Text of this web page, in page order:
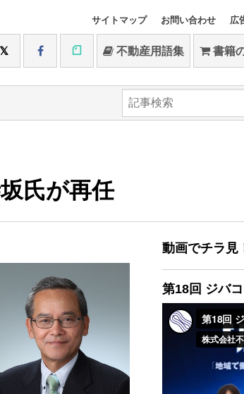
サイトマップ お問い合わせ 広
不動産用語集 書籍
氏が再任
動画でチラ見
第18回 ジバ